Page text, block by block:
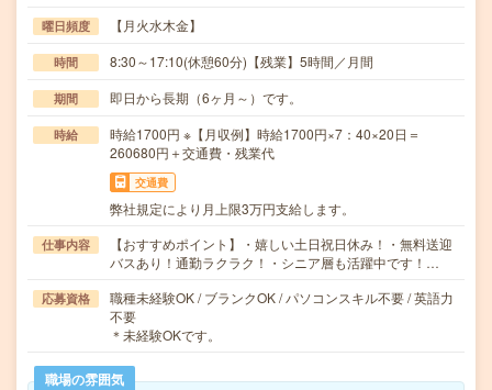
曜日頻度 【月火水木金】
時間 8:30～17:10(休憩60分)【残業】5時間／月間
期間 即日から長期（6ヶ月～）です。
時給
時給1700円 ※【月収例】時給1700円×7：40×20日＝
260680円＋交通費・残業代
交通費
弊社規定により月上限3万円支給します。
仕事内容
【おすすめポイント】・嬉しい土日祝日休み！・無料送迎
バスあり！通勤ラクラク！・シニア層も活躍中です！…
応募資格
職種未経験OK / ブランクOK / パソコンスキル不要 / 英語力
不要
＊未経験OKです。
職場の雰囲気